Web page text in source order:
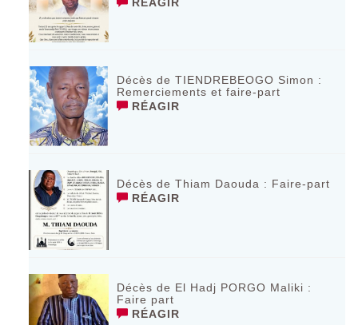
Décès de TIENDREBEOGO Simon :
Remerciements et faire-part
RÉAGIR
Décès de Thiam Daouda : Faire-part
RÉAGIR
Décès de El Hadj PORGO Maliki :
Faire part
RÉAGIR